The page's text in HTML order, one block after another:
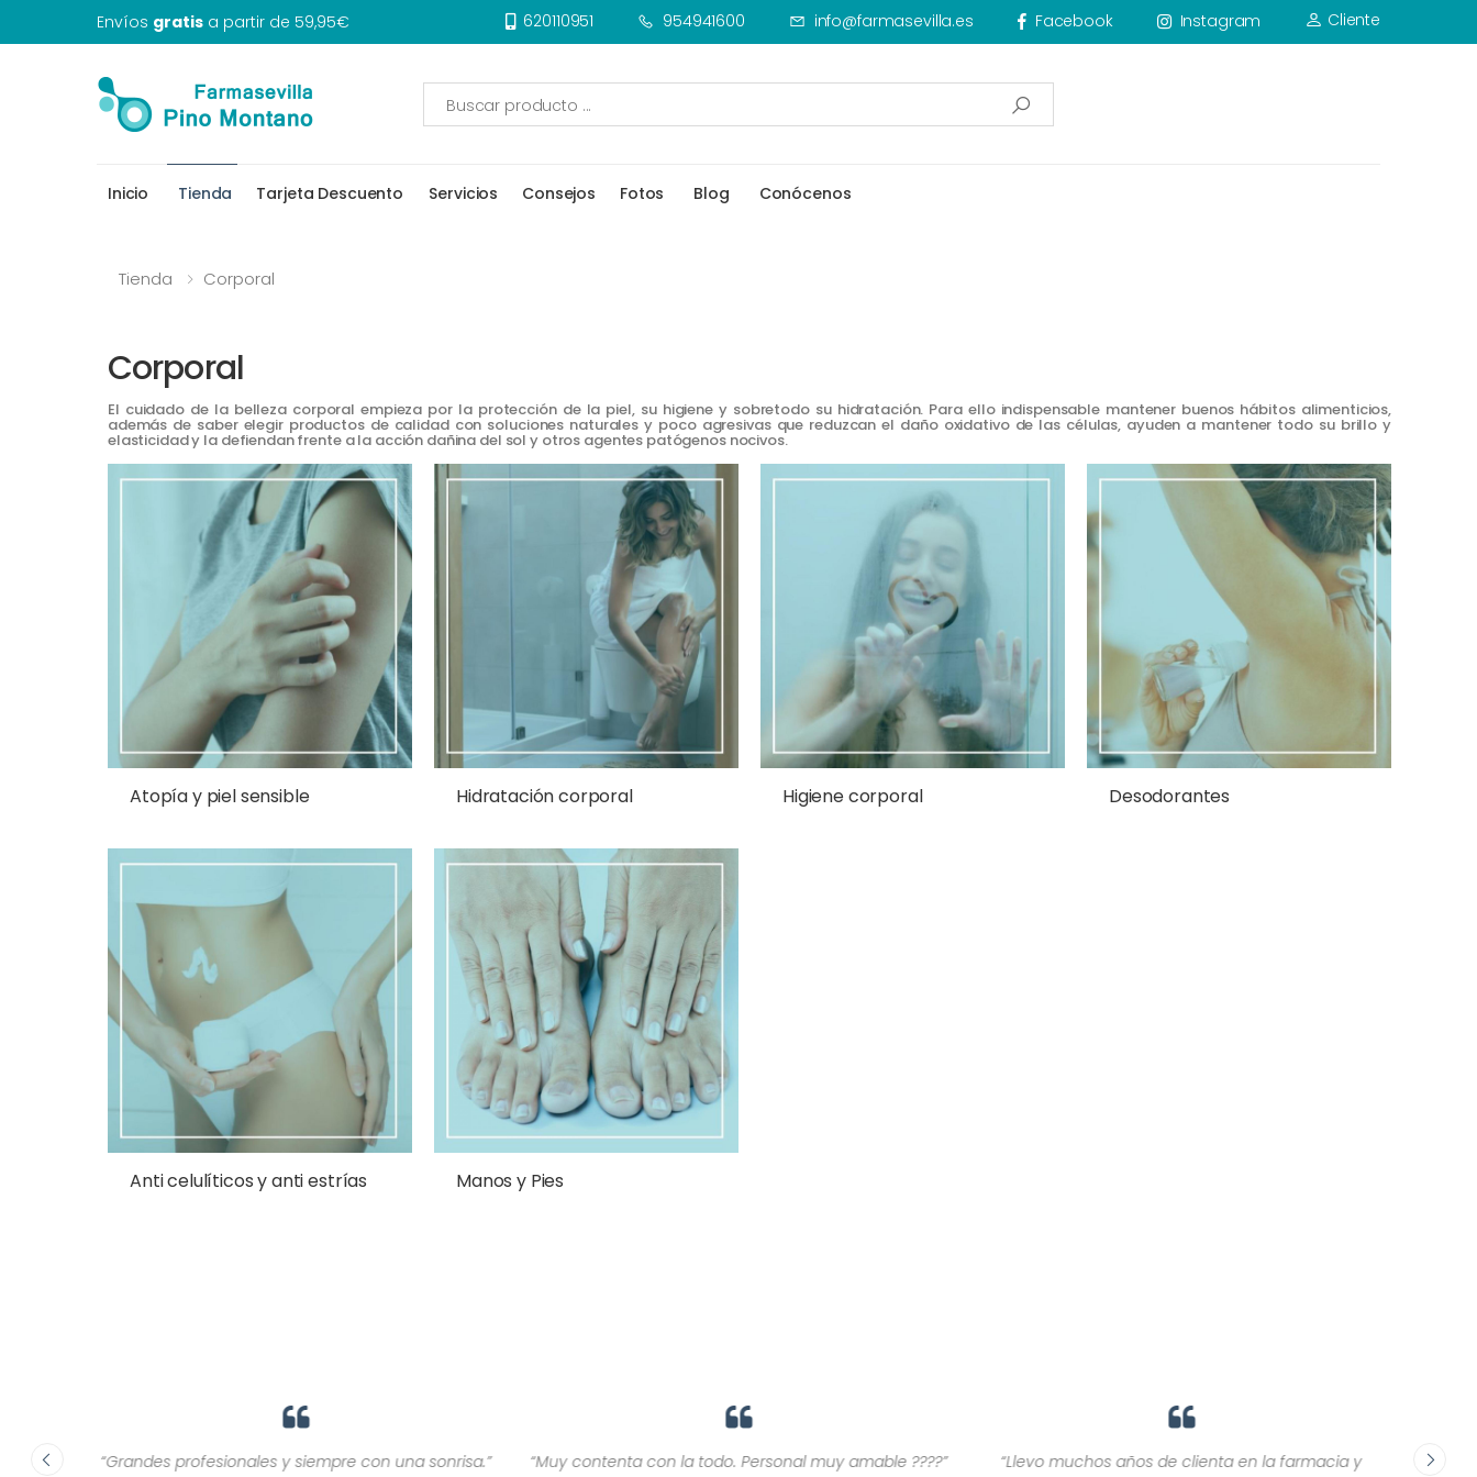
Envíos gratis a partir de 59,95€ 620110951 954941600 info@farmasevilla.es Facebook Instagram Cliente
Inicio Tienda Tarjeta Descuento Servicios Consejos Fotos Blog Conócenos
Tienda Corporal
Corporal
El cuidado de la belleza corporal empieza por la protección de la piel, su higiene y sobretodo su hidratación. Para ello indispensable mantener buenos hábitos alimenticios,
además de saber elegir productos de calidad con soluciones naturales y poco agresivas que reduzcan el daño oxidativo de las células, ayuden a mantener todo su brillo y
elasticidad y la defiendan frente a la acción dañina del sol y otros agentes patógenos nocivos.
Atopía y piel sensible Hidratación corporal Higiene corporal Desodorantes
Anti celulíticos y anti estrías Manos y Pies
son
“Grandes profesionales y siempre con una sonrisa.” “Muy contenta con la todo. Personal muy amable ????”
“Llevo muchos años de clienta en la farmacia y
“El